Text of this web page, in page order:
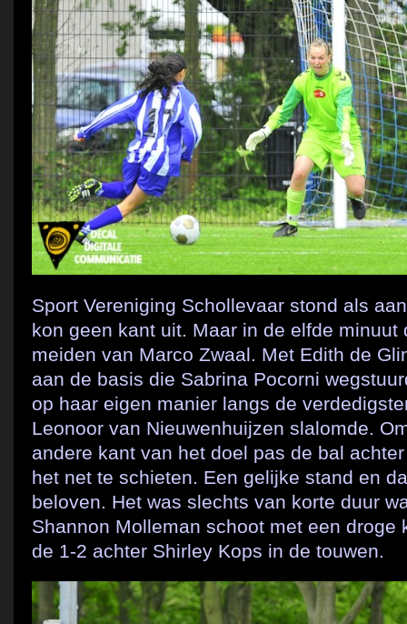
Sport Vereniging Schollevaar stond als
kon geen kant uit. Maar in de elfde minuut
meiden van Marco Zwaal. Met Edith de
aan de basis die Sabrina Pocorni
op haar eigen manier langs de
Leonoor van Nieuwenhuijzen slalomde.
andere kant van het doel pas de bal
het net te schieten. Een gelijke stand en
beloven. Het was slechts van korte duur
Shannon Molleman schoot met een droge
de 1-2 achter Shirley Kops in de touwen.